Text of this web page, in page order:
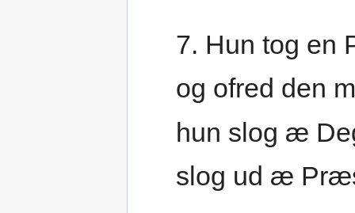
7. Hun tog en
og ofred den
hun slog æ
slog ud æ